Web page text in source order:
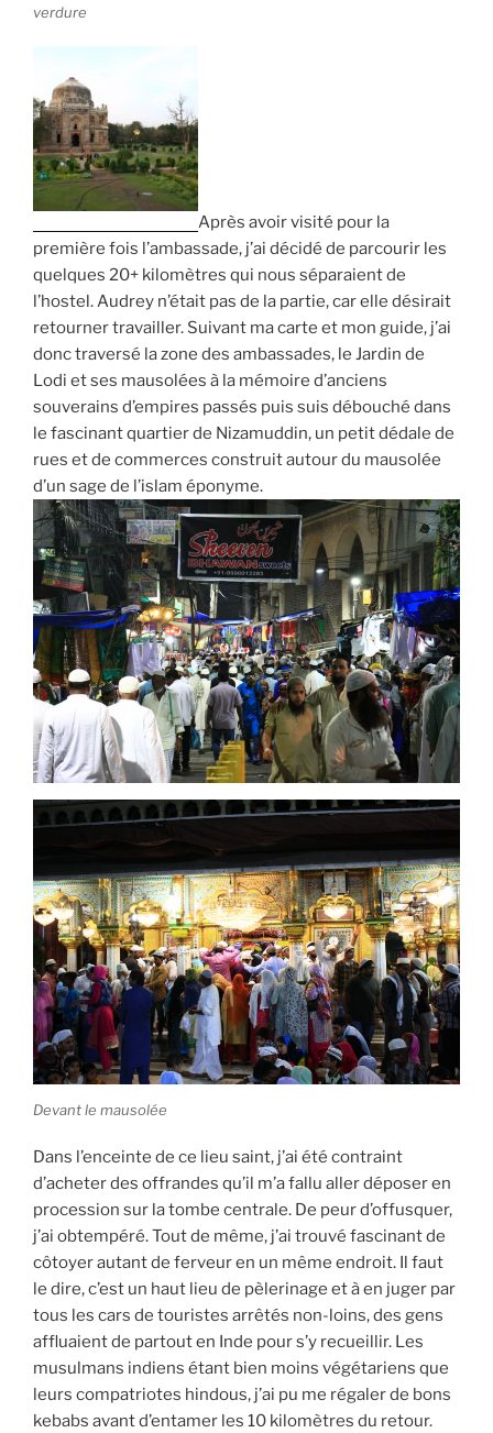
verdure
Après avoir visité pour la
première fois l’ambassade, j’ai décidé de parcourir les
quelques 20+ kilomètres qui nous séparaient de
l’hostel. Audrey n’était pas de la partie, car elle désirait
retourner travailler. Suivant ma carte et mon guide, j’ai
donc traversé la zone des ambassades, le Jardin de
Lodi et ses mausolées à la mémoire d’anciens
souverains d’empires passés puis suis débouché dans
le fascinant quartier de Nizamuddin, un petit dédale de
rues et de commerces construit autour du mausolée
d’un sage de l’islam éponyme.
Devant le mausolée
Dans l’enceinte de ce lieu saint, j’ai été contraint
d’acheter des offrandes qu’il m’a fallu aller déposer en
procession sur la tombe centrale. De peur d’offusquer,
j’ai obtempéré. Tout de même, j’ai trouvé fascinant de
côtoyer autant de ferveur en un même endroit. Il faut
le dire, c’est un haut lieu de pèlerinage et à en juger par
tous les cars de touristes arrêtés non-loins, des gens
affluaient de partout en Inde pour s’y recueillir. Les
musulmans indiens étant bien moins végétariens que
leurs compatriotes hindous, j’ai pu me régaler de bons
kebabs avant d’entamer les 10 kilomètres du retour.